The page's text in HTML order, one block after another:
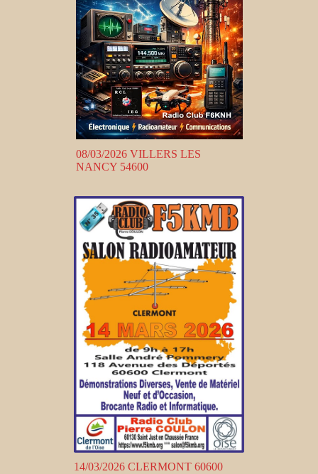
08/03/2026 VILLERS LES
NANCY 54600
14/03/2026 CLERMONT 60600